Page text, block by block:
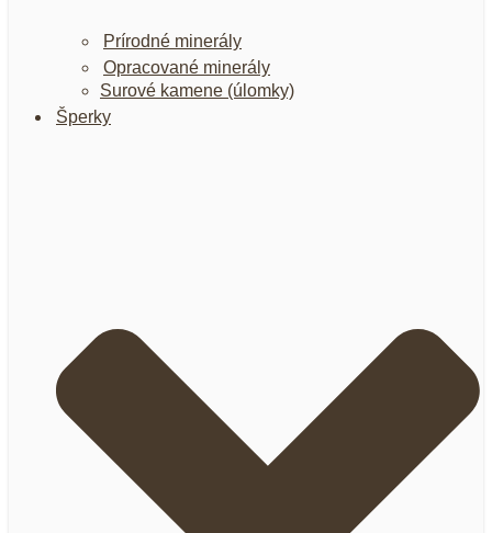
Prírodné minerály
Opracované minerály
Surové kamene (úlomky)
Šperky